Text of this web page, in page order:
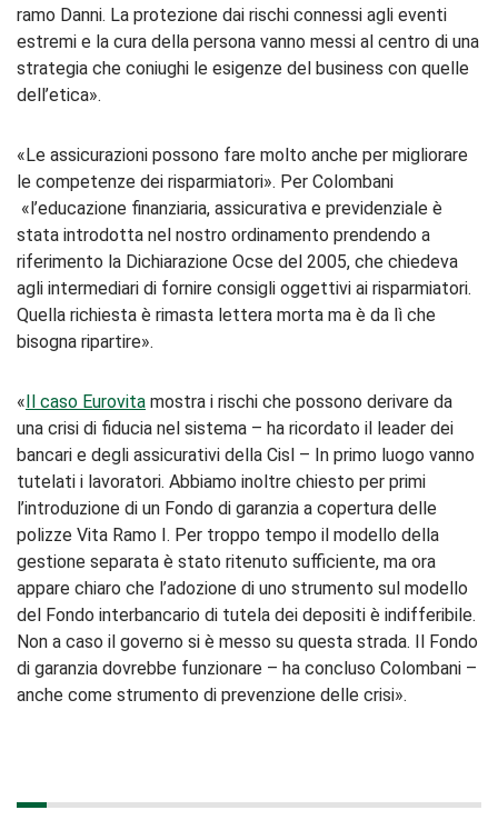
ramo Danni. La protezione dai rischi connessi agli eventi
estremi e la cura della persona vanno messi al centro di una
strategia che coniughi le esigenze del business con quelle
dell’etica».
«Le assicurazioni possono fare molto anche per migliorare
le competenze dei risparmiatori». Per Colombani
«l’educazione finanziaria, assicurativa e previdenziale è
stata introdotta nel nostro ordinamento prendendo a
riferimento la Dichiarazione Ocse del 2005, che chiedeva
agli intermediari di fornire consigli oggettivi ai risparmiatori.
Quella richiesta è rimasta lettera morta ma è da lì che
bisogna ripartire».
«Il caso Eurovita mostra i rischi che possono derivare da
una crisi di fiducia nel sistema – ha ricordato il leader dei
bancari e degli assicurativi della Cisl – In primo luogo vanno
tutelati i lavoratori. Abbiamo inoltre chiesto per primi
l’introduzione di un Fondo di garanzia a copertura delle
polizze Vita Ramo I. Per troppo tempo il modello della
gestione separata è stato ritenuto sufficiente, ma ora
appare chiaro che l’adozione di uno strumento sul modello
del Fondo interbancario di tutela dei depositi è indifferibile.
Non a caso il governo si è messo su questa strada. Il Fondo
di garanzia dovrebbe funzionare – ha concluso Colombani –
anche come strumento di prevenzione delle crisi».